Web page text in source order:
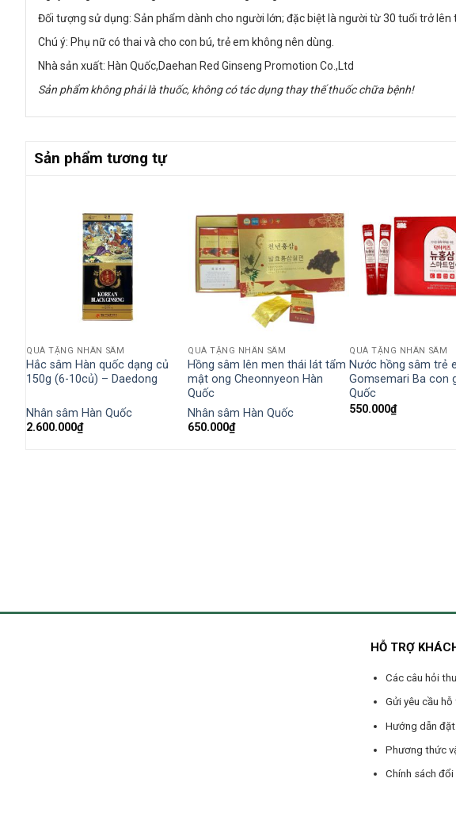
Đối tượng sử dụng: Sản phẩm dành cho người lớn; đặc biệt là người từ 30 tuổi trở
Chú ý: Phụ nữ có thai và cho con bú, trẻ em không nên dùng.
Nhà sản xuất: Hàn Quốc,Daehan Red Ginseng Promotion Co.,Ltd
Sản phẩm không phải là thuốc, không có tác dụng thay thế thuốc chữa bệnh!
Sản phẩm tương tự
QUÀ TẶNG NHÂN SÂM
Hắc sâm Hàn quốc dạng củ
150g (6-10củ) – Daedong
Nhân sâm Hàn Quốc
2.600.000₫
QUÀ TẶNG NHÂN SÂM
Hồng sâm lên men thái lát tẩm
mật ong Cheonnyeon Hàn
Quốc
Nhân sâm Hàn Quốc
650.000₫
QUÀ TẶNG NHÂN SÂM
Nước hồng sâm trẻ
Gomsemari Ba con
Quốc
550.000₫
HỖ TRỢ
Các câu hỏi
Gửi yêu cầu hỗ
Hướng dẫn đặt
Phương thức
Chính sách đổi